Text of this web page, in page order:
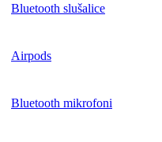
Bluetooth slušalice
Airpods
Bluetooth mikrofoni